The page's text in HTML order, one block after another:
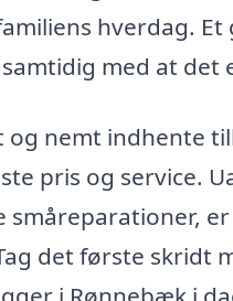
hverdag.
med at det
nemt indhente
pris og service.
det første skridt